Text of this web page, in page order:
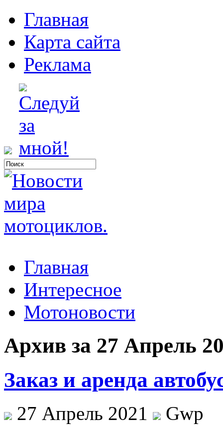
Главная
Карта сайта
Реклама
Главная
Интересное
Мотоновости
Архив за 27 Апрель
Заказ и аренда
27 Апрель 2021
Gwp